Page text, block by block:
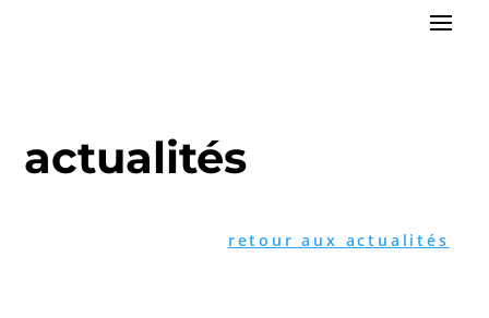
actualités
retour aux actualités